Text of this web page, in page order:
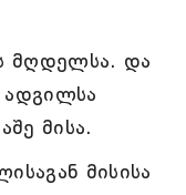
მღდელსა. და
ადგილსა
მისა.
მისისა